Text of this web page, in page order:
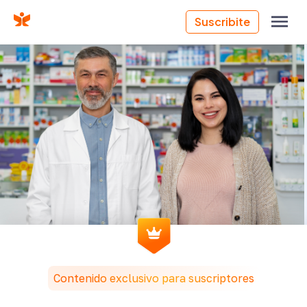
Suscribite
FARMATIPSContenido exclusivo para suscriptores